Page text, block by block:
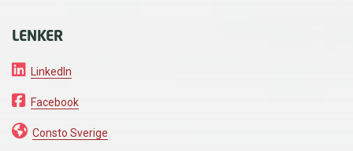
LENKER
LinkedIn
Facebook
Consto Sverige